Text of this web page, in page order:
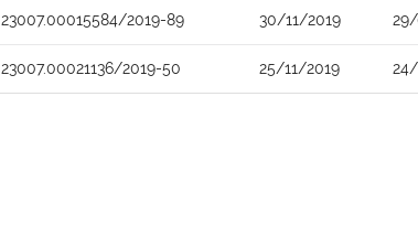
23007.00015584/2019-89 30/11/2019
23007.00021136/2019-50 25/11/2019